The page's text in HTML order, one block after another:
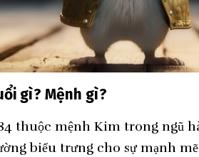
gì? Mệnh gì?
thuộc mệnh Kim trong ngũ
biểu trưng cho sự mạnh